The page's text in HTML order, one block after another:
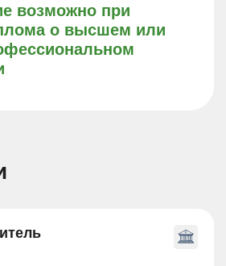
возможно при
о высшем или